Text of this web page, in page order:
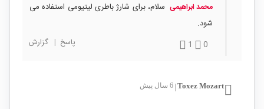
محمد ابراهیمی سلام، برای شارژ باطری لیتیومی استفاده می
شود.
0
1 پاسخ | گزارش
Toxez Mozart 6 سال پیش